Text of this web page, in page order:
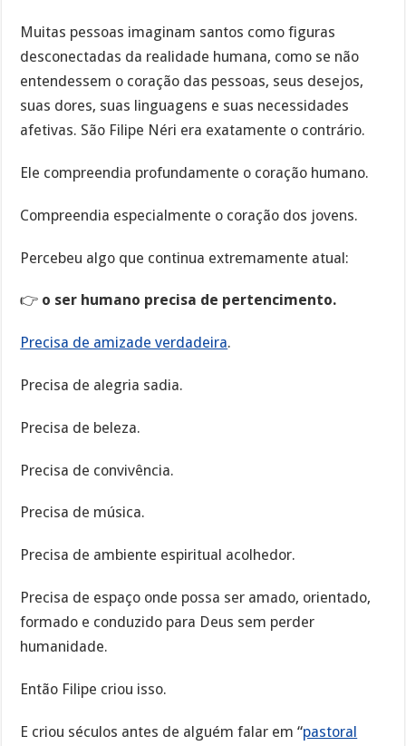
Muitas pessoas imaginam santos como figuras
desconectadas da realidade humana, como se não
entendessem o coração das pessoas, seus desejos,
suas dores, suas linguagens e suas necessidades
afetivas. São Filipe Néri era exatamente o contrário.
Ele compreendia profundamente o coração humano.
Compreendia especialmente o coração dos jovens.
Percebeu algo que continua extremamente atual:
👉 o ser humano precisa de pertencimento.
Precisa de amizade verdadeira.
Precisa de alegria sadia.
Precisa de beleza.
Precisa de convivência.
Precisa de música.
Precisa de ambiente espiritual acolhedor.
Precisa de espaço onde possa ser amado, orientado,
formado e conduzido para Deus sem perder
humanidade.
Então Filipe criou isso.
E criou séculos antes de alguém falar em “pastoral